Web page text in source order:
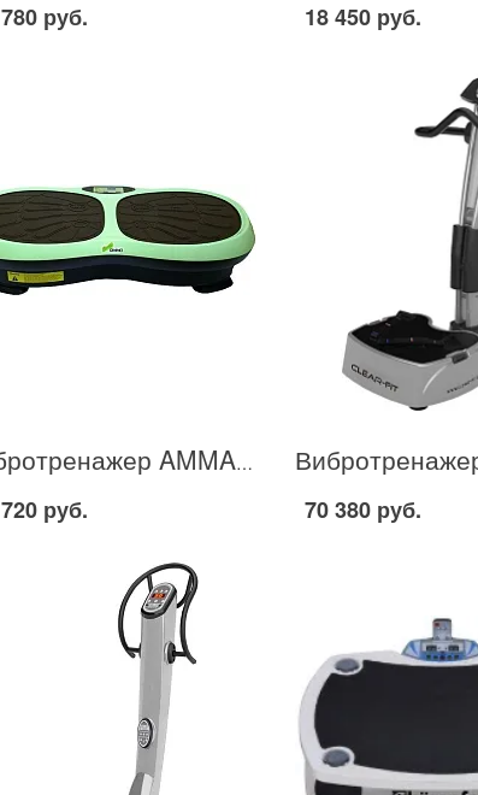
руб. 18 450 руб.
Вибротренажер AMMA Butterfly в Москве
руб. 70 380 руб.